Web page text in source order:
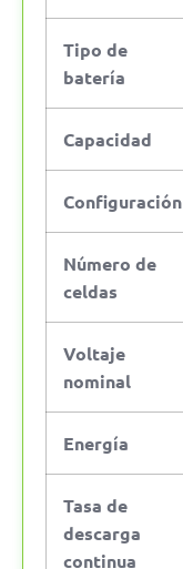
Tipo de
batería
Capacidad
Configuración
Número de
celdas
Voltaje
nominal
Energía
Tasa de
descarga
continua